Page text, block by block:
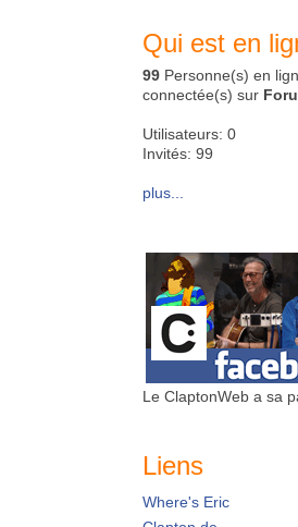
Qui est en
99 Personne(s) en
connectée(s) sur
Utilisateurs: 0
Invités: 99
plus...
Le ClaptonWeb a sa
Liens
Where's Eric